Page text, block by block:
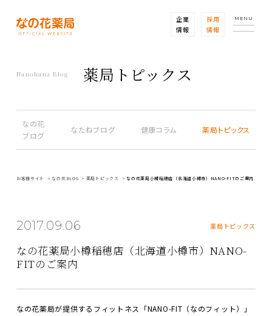
企業
情報
採用
情報
MENU
Nanohana Blog 薬局トピックス
なの花
ブログ
なたねブログ 健康コラム 薬局トピックス
お客様サイト なの花BLOG 薬局トピックス なの花薬局小樽稲穂店（北海道小樽市）NANO-FITのご案内
2017.09.06 薬局トピックス
なの花薬局小樽稲穂店（北海道小樽市）NANO-
FITのご案内
なの花薬局が提供するフィットネス「NANO-FIT （なのフィット）」